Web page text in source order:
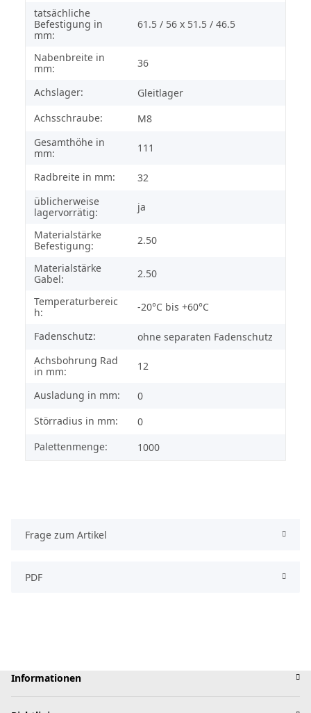
tatsächliche
Befestigung in
mm:
61.5 / 56 x 51.5 / 46.5
Nabenbreite in
mm:
36
Achslager:
Gleitlager
Achsschraube:
M8
Gesamthöhe in
mm:
111
Radbreite in mm:
32
üblicherweise
lagervorrätig:
ja
Materialstärke
Befestigung:
2.50
Materialstärke
Gabel:
2.50
Temperaturbereic
h:
-20°C bis +60°C
Fadenschutz:
ohne separaten Fadenschutz
Achsbohrung Rad
in mm:
12
Ausladung in mm:
0
Störradius in mm:
0
Palettenmenge:
1000
Frage zum Artikel
PDF
Informationen